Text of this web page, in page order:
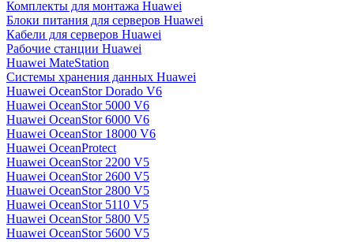
Комплекты для монтажа Huawei
Блоки питания для серверов Huawei
Кабели для серверов Huawei
Рабочие станции Huawei
Huawei MateStation
Системы хранения данных Huawei
Huawei OceanStor Dorado V6
Huawei OceanStor 5000 V6
Huawei OceanStor 6000 V6
Huawei OceanStor 18000 V6
Huawei OceanProtect
Huawei OceanStor 2200 V5
Huawei OceanStor 2600 V5
Huawei OceanStor 2800 V5
Huawei OceanStor 5110 V5
Huawei OceanStor 5800 V5
Huawei OceanStor 5600 V5